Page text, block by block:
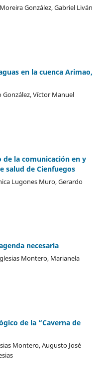
González, Gabriel Liván
en la cuenca Arimao,
González, Víctor Manuel
la comunicación en y
salud de Cienfuegos
Lugones Muro, Gerardo
necesaria
Montero, Marianela
de la “Caverna de
Montero, Augusto José